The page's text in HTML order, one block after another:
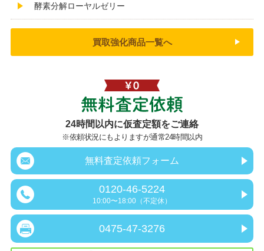
酵素分解ローヤルゼリー
買取強化商品一覧へ
24時間以内に仮査定額をご連絡
※依頼状況にもよりますが通常24時間以内
無料査定依頼フォーム
0120-46-5224
10:00〜18:00（不定休）
0475-47-3276